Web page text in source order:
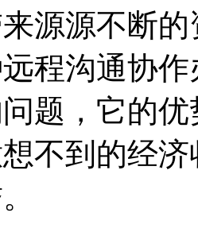
源源不断
程沟通协
题，它的
不到的经